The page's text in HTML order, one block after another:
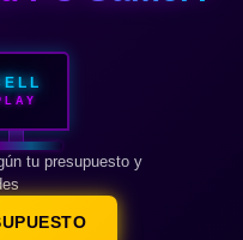
tu presupuesto y